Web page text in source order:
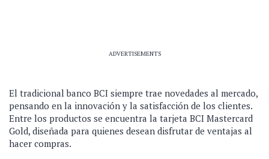
ADVERTISEMENTS
El tradicional banco BCI siempre trae novedades al mercado,
pensando en la innovación y la satisfacción de los clientes.
Entre los productos se encuentra la tarjeta BCI Mastercard
Gold, diseñada para quienes desean disfrutar de ventajas al
hacer compras.